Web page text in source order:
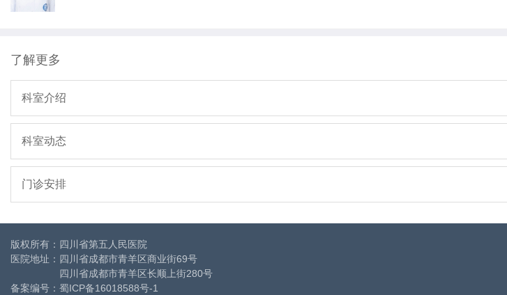
了解更多
科室介绍
科室动态
门诊安排
版权所有：四川省第五人民医院
医院地址：四川省成都市青羊区商业街69号
四川省成都市青羊区长顺上街280号
备案编号： 蜀ICP备16018588号-1